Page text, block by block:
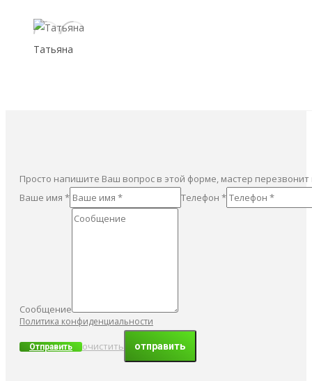
Татьяна
Просто напишите Ваш вопрос в этой форме, мастер
Ваше имя *
Телефон *
Сообщение
Политика конфиденциальности
Отправить очистить